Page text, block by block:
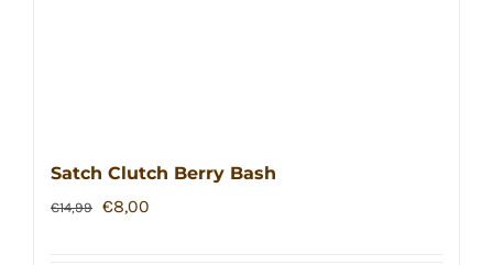
Satch Clutch Berry Bash
€14,99 Ursprünglicher
€8,00